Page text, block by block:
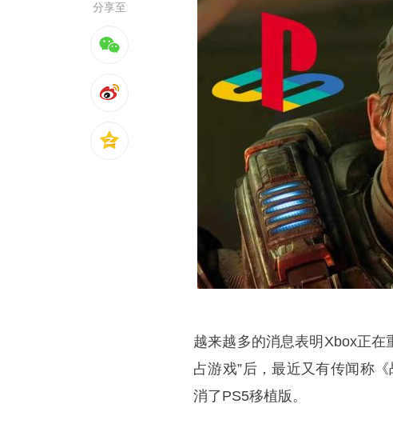
分享至
越来越多的消息表明Xbox正在
占游戏”后，最近又有传闻称
消了PS5移植版。